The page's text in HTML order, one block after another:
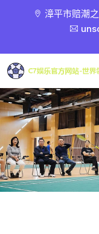
漳平市赔潮